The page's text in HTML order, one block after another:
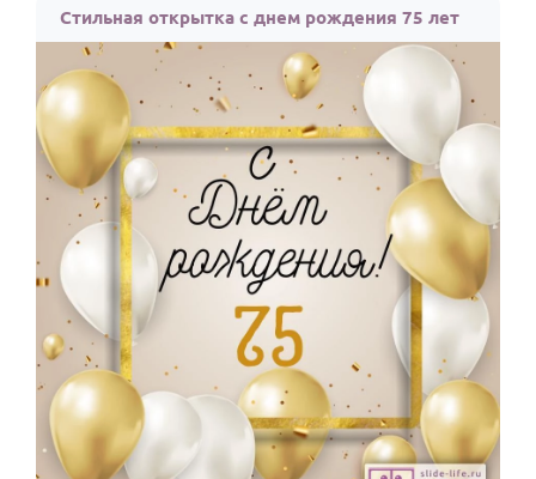
Стильная открытка с днем рождения 75 лет